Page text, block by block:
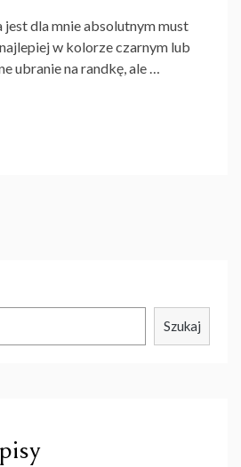
dla mnie absolutnym must
w kolorze czarnym lub
ubranie na randkę, ale …
Szukaj